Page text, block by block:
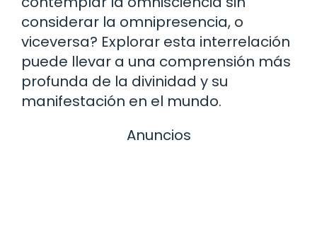
considerar la omnipresencia, o
viceversa? Explorar esta interrelación
puede llevar a una comprensión más
profunda de la divinidad y su
manifestación en el mundo.
Anuncios